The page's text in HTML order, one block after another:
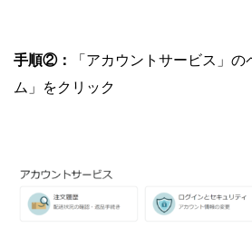
手順②：
「アカウントサービス」
ム」をクリック